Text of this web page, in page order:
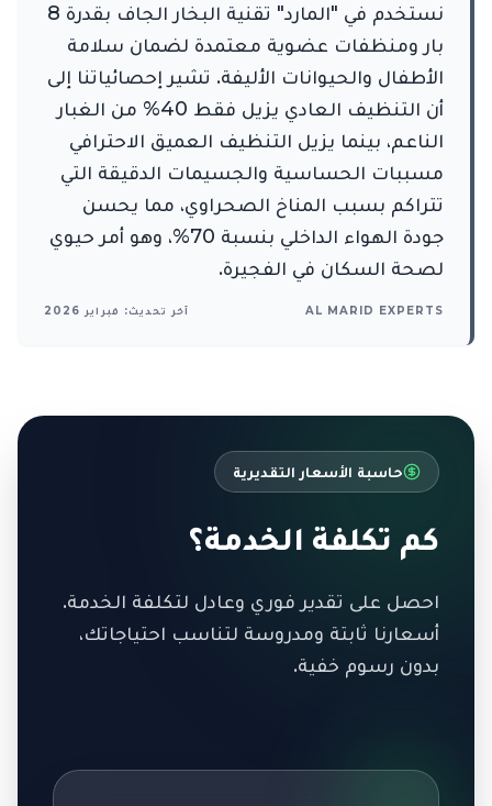
نستخدم في "المارد" تقنية البخار الجاف بقدرة 8
بار ومنظفات عضوية معتمدة لضمان سلامة
الأطفال والحيوانات الأليفة. تشير إحصائياتنا إلى
أن التنظيف العادي يزيل فقط 40% من الغبار
الناعم، بينما يزيل التنظيف العميق الاحترافي
مسببات الحساسية والجسيمات الدقيقة التي
تتراكم بسبب المناخ الصحراوي، مما يحسن
جودة الهواء الداخلي بنسبة 70%، وهو أمر حيوي
لصحة السكان في الفجيرة.
AL MARID EXPERTS آخر تحديث: فبراير 2026
حاسبة الأسعار التقديرية
كم تكلفة الخدمة؟
احصل على تقدير فوري وعادل لتكلفة الخدمة.
أسعارنا ثابتة ومدروسة لتناسب احتياجاتك،
بدون رسوم خفية.